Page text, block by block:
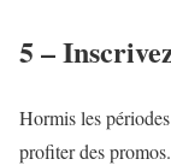
5 –
Hormis les
profiter des